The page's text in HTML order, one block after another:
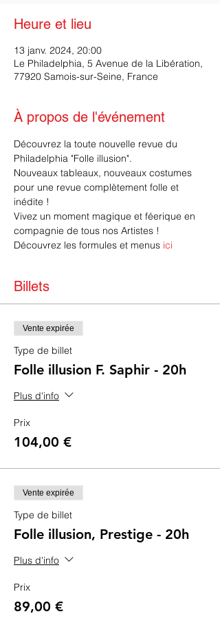
Heure et lieu
13 janv. 2024, 20:00
Le Philadelphia, 5 Avenue de la Libération,
77920 Samois-sur-Seine, France
À propos de l'événement
Découvrez la toute nouvelle revue du
Philadelphia "Folle illusion".
Nouveaux tableaux, nouveaux costumes
pour une revue complètement folle et
inédite !
Vivez un moment magique et féerique en
compagnie de tous nos Artistes !
Découvrez les formules et menus ici
Billets
Vente expirée
Type de billet
Folle illusion F. Saphir - 20h
Plus d'info
Prix
104,00 €
Vente expirée
Type de billet
Folle illusion, Prestige - 20h
Plus d'info
Prix
89,00 €